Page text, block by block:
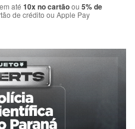
até 10x no cartãoou 5% de
de crédito ou Apple Pay